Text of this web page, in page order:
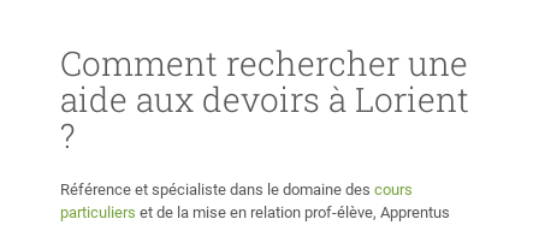
Comment rechercher une
aide aux devoirs à Lorient
?
Référence et spécialiste dans le domaine des cours
particuliers et de la mise en relation prof-élève, Apprentus